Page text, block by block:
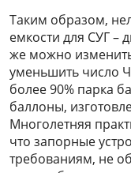
Таким образом,
емкости для СУГ –
же можно
уменьшить число
более 90% парка
баллоны,
Многолетняя
что запорные
требованиям, не